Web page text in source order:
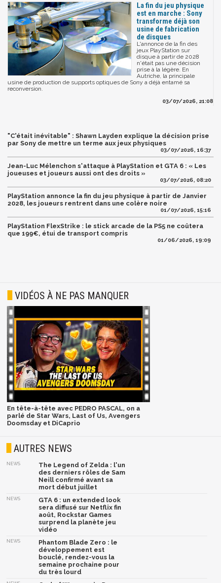
La fin du jeu physique
est en marche : Sony
transforme déjà son
usine de fabrication
de disques
L'annonce de la fin des
jeux PlayStation sur
disque à partir de 2028
n'était pas une décision
prise à la légère. En
Autriche, la principale
usine de production de supports optiques de Sony a déjà entamé sa
reconversion.
03/07/2026, 21:08
"C'était inévitable" : Shawn Layden explique la décision prise
par Sony de mettre un terme aux jeux physiques
03/07/2026, 16:37
Jean-Luc Mélenchon s'attaque à PlayStation et GTA 6 : « Les
joueuses et joueurs aussi ont des droits »
03/07/2026, 08:20
PlayStation annonce la fin du jeu physique à partir de Janvier
2028, les joueurs rentrent dans une colère noire
01/07/2026, 15:16
PlayStation FlexStrike : le stick arcade de la PS5 ne coûtera
que 199€, étui de transport compris
01/06/2026, 19:09
VIDÉOS À NE PAS MANQUER
En tête-à-tête avec PEDRO PASCAL, on a
parlé de Star Wars, Last of Us, Avengers
Doomsday et DiCaprio
AUTRES NEWS
NEWS
The Legend of Zelda : l'un
des derniers rôles de Sam
Neill confirmé avant sa
mort début juillet
NEWS
GTA 6 : un extended look
sera diffusé sur Netflix fin
août, Rockstar Games
surprend la planète jeu
vidéo
NEWS
Phantom Blade Zero : le
développement est
bouclé, rendez-vous la
semaine prochaine pour
du très lourd